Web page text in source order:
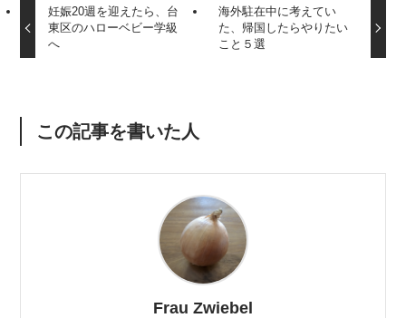
妊娠20週を迎えたら、台
東区のハローベビー学級
へ
海外駐在中に考えてい
た、帰国したらやりたい
こと５選
この記事を書いた人
Frau Zwiebel